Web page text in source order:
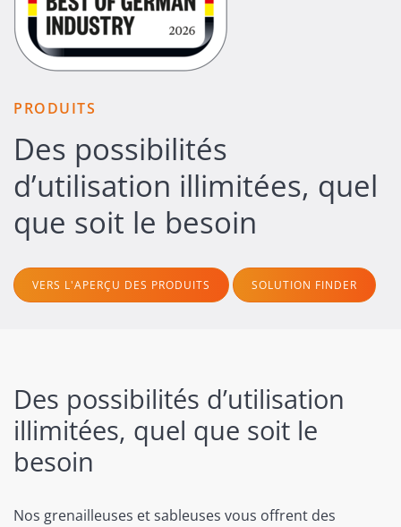
PRODUITS
Des possibilités
d’utilisation illimitées, quel
que soit le besoin
VERS L'APERÇU DES PRODUITS SOLUTION FINDER
Des possibilités d’utilisation
illimitées, quel que soit le
besoin
Nos grenailleuses et sableuses vous offrent des